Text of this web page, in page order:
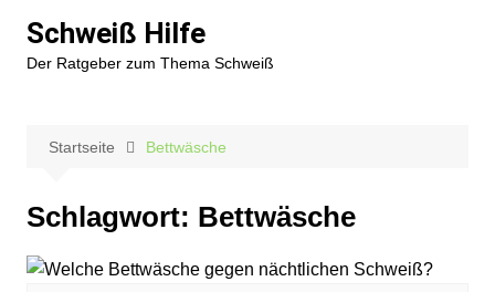
Inhalt
springen
Schweiß Hilfe
Der Ratgeber zum Thema Schweiß
Startseite Bettwäsche
Schlagwort: Bettwäsche